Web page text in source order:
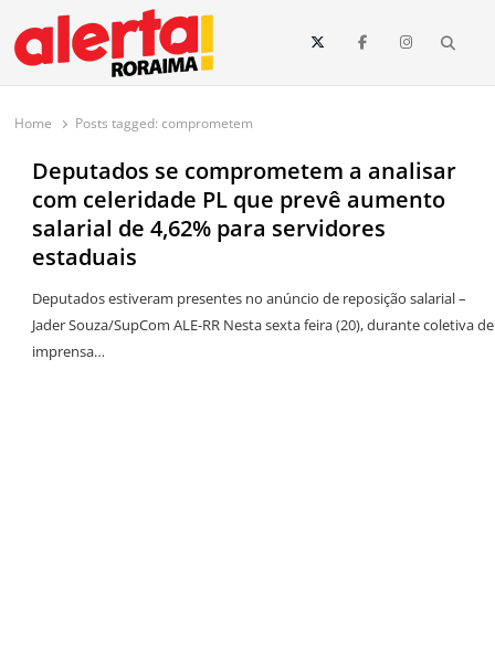
conteúdo
O maior portal de notícias de Roraima
O Alerta Roraima é seu portal de notícias completo sobre política,
e todo o estado de Roraima. Fique sempre informado com
Home Posts tagged:comprometem
Deputados se comprometem a analisar
com celeridade PL que prevê aumento
salarial de 4,62% para servidores
estaduais
Deputados estiveram presentes no anúncio de reposição salarial –
Jader Souza/SupCom ALE-RR Nesta sexta feira (20), durante coletiva de
imprensa…